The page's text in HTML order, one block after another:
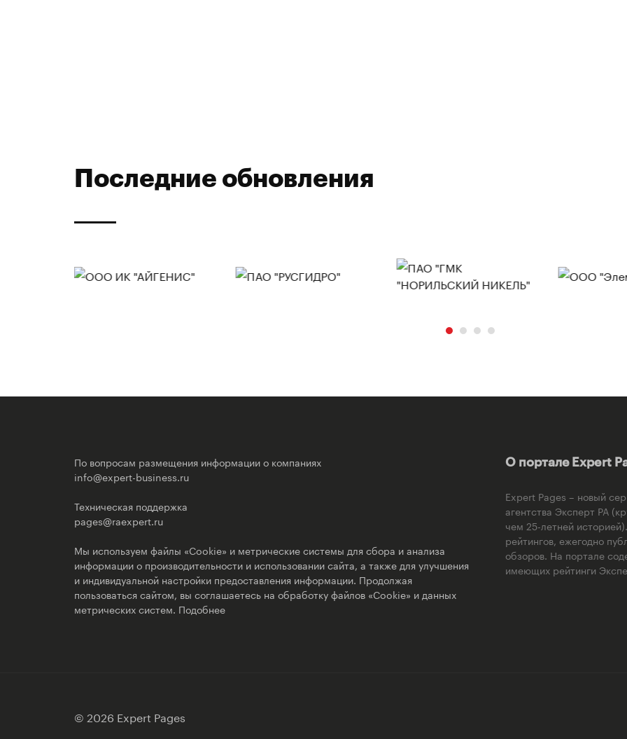
Последние обновления
По вопросам размещения информации о компаниях
info@expert-business.ru
Техническая поддержка
pages@raexpert.ru
Мы используем файлы «Cookie» и метрические системы для сбора и анализа
информации о производительности и использовании сайта, а также для улучшения
и индивидуальной настройки предоставления информации. Продолжая
пользоваться сайтом, вы соглашаетесь на обработку файлов «Cookie» и данных
метрических систем. Подобнее
О портале Expert
Expert Pages – новый
агентства Эксперт РА
чем 25-летней
рейтингов, ежегодно
обзоров. На портале
имеющих рейтинги
© 2026 Expert Pages